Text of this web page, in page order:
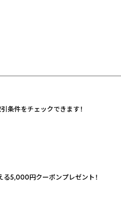
条件をチェックできます！
る5,000円クーポンプレゼント！